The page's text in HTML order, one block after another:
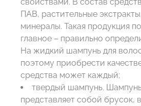
ПАВ, растительные
минералы. Такая продукция
главное – правильно
На жидкий шампунь для
поэтому приобрести
средства может каждый;
твердый шампунь.
представляет собой брусок,